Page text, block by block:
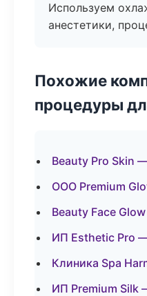
Используем
анестетики,
Похожие
процедуры
Beauty Pro Skin
ООО Premium
Beauty Face
ИП Esthetic Pro
Клиника Spa
ИП Premium Silk